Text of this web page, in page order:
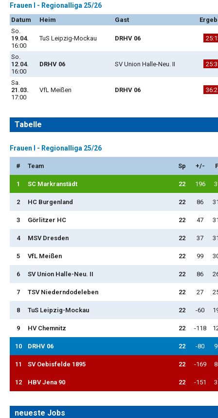
Frauen I - Regionalliga 25/26
Datum Heim Gast
So.
19.04.
16:00
TuS Leipzig-Mockau DRHV 06
So.
12.04.
16:00
DRHV 06 SV Union Halle-Neu. II
Sa.
21.03.
17:00
VfL Meißen DRHV 06
Tabelle
Frauen I - Regionalliga 25/26
# Team Sp +/-
1 SC Markranstädt 22 196
2 HC Burgenland 22 86
3 Görlitzer HC 22 47
4 MSV Dresden 22 37
5 VfL Meißen 22 99
6 SV Union Halle-Neu. II 22 86
7 TSV Niederndodeleben 22 27
8 TuS Leipzig-Mockau 22 -60
9 HV Chemnitz 22 -118
10 DRHV 06 22 -80
11 SV Oebisfelde 1895 22 -169
12 HBV Jena 90 22 -151
neueste Jobs